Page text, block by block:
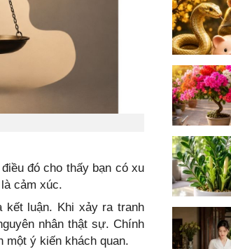
đó cho thấy bạn có xu
cảm xúc.
kết luận. Khi xảy ra tranh
nhân thật sự. Chính
một ý kiến khách quan.